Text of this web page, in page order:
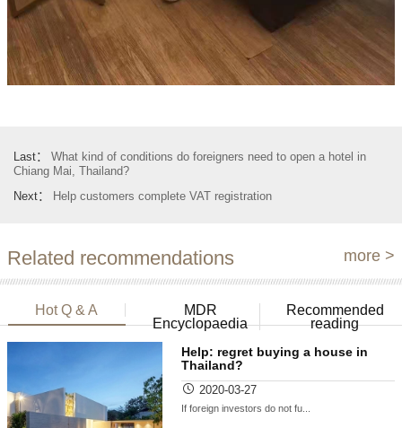
Last：
What kind of conditions do foreigners need to open a hotel in
Chiang Mai, Thailand?
Next：
Help customers complete VAT registration
Related recommendations more >
Hot Q & A
MDR
Encyclopaedia
Recommended
reading
Help: regret buying a house in
Thailand?
2020-03-27
If foreign investors do not fu...